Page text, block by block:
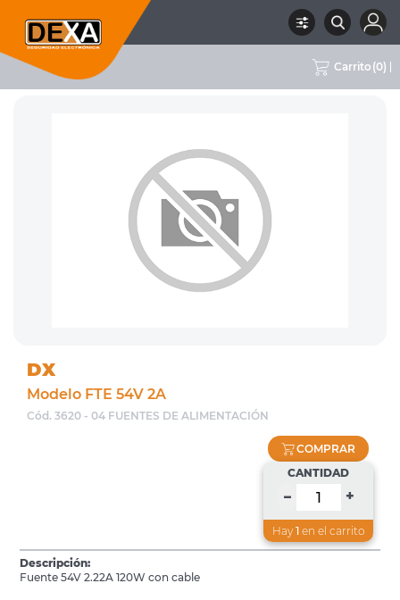
Carrito (0)
RUBRO 04 FUENTES DE ALIMENTACIÓN CON CABLE MARCA DX
DX
Modelo FTE 54V 2A
Cód. 3620 - 04 FUENTES DE ALIMENTACIÓN
COMPRAR
CANTIDAD
– +
Hay 1 en el carrito
Descripción:
Fuente 54V 2.22A 120W con cable